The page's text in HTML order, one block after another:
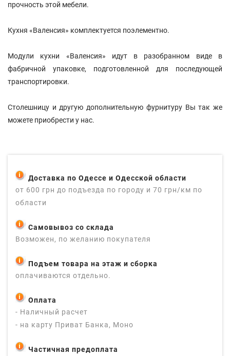
Доставка по Одессе и Одесской области
от 600 грн до подъезда по городу и 70 грн/км по
области
Самовывоз со склада
Возможен, по желанию покупателя
Подъем товара на этаж и сборка
оплачиваются отдельно.
Оплата
- Наличный расчет
- на карту Приват Банка, Моно
Частичная предоплата
прочность этой мебели.
Кухня «Валенсия» комплектуется поэлементно.
Модули кухни «Валенсия» идут в разобранном виде в
фабричной упаковке, подготовленной для последующей
транспортировки.
Столешницу и другую дополнительную фурнитуру Вы так же
можете приобрести у нас.